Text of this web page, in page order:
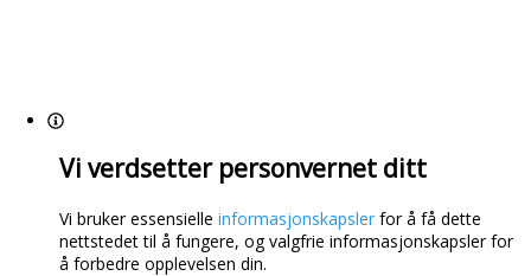
Vi verdsetter personvernet ditt
Vi bruker essensielle informasjonskapsler for å få dette
nettstedet til å fungere, og valgfrie informasjonskapsler for
å forbedre opplevelsen din.